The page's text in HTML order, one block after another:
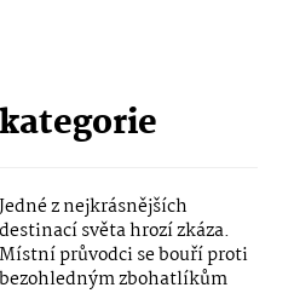
Jedné z nejkrásnějších
destinací světa hrozí zkáza.
Místní průvodci se bouří proti
bezohledným zbohatlíkům